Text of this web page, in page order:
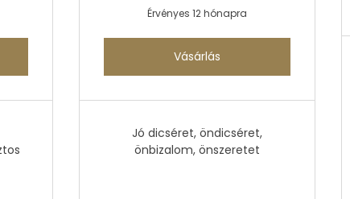
Érvényes 12 hónapra
Vásárlás
Jó dicséret, öndicséret,
önbizalom, önszeretet